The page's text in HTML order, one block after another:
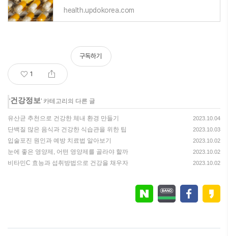
health.updokorea.com
1
구독하기
'건강정보' 카테고리의 다른 글
유산균 추천으로 건강한 체내 환경 만들기 2023.10.04
단백질 많은 음식과 건강한 식습관을 위한 팁 2023.10.03
입술포진 원인과 예방 치료법 알아보기 2023.10.02
눈에 좋은 영양제, 어떤 영양제를 골라야 할까 2023.10.02
비타민C 효능과 섭취방법으로 건강을 채우자 2023.10.02